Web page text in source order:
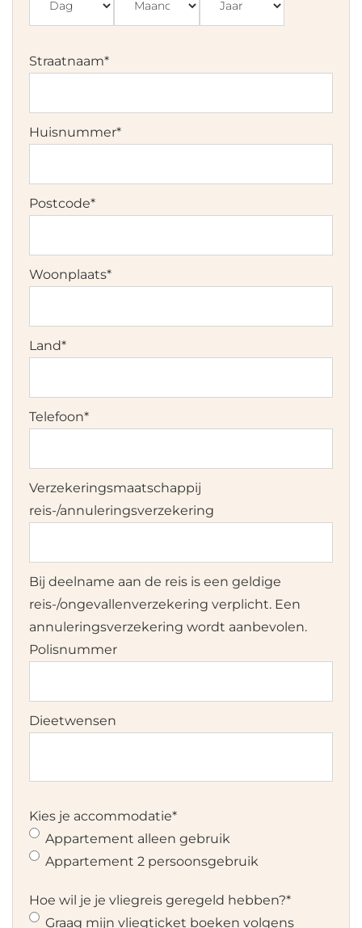
Straatnaam*
Huisnummer*
Postcode*
Woonplaats*
Land*
Telefoon*
Verzekeringsmaatschappij
reis-/annuleringsverzekering
Bij deelname aan de reis is een geldige
reis-/ongevallenverzekering verplicht. Een
annuleringsverzekering wordt aanbevolen.
Polisnummer
Dieetwensen
Kies je accommodatie*
Appartement alleen gebruik
Appartement 2 persoonsgebruik
Hoe wil je je vliegreis geregeld hebben?*
Graag mijn vliegticket boeken volgens